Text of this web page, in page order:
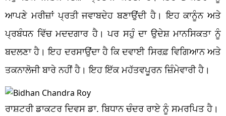
ਆਪਣੇ ਮਰੀਜ਼ਾਂ ਪ੍ਰਤੀ ਜਵਾਬਦੇਹ ਬਣਾਉਂਦੀ ਹੈ। ਇਹ ਕਾਨੂੰਨ ਅਤੇ
ਪ੍ਰਬੰਧਨ ਵਿੱਚ ਮਦਦਗਾਰ ਹੈ। ਪਰ ਸਹੁੰ ਦਾ ਉਦੇਸ਼ ਮਾਨਸਿਕਤਾ ਨੂੰ
ਬਦਲਣਾ ਹੈ। ਇਹ ਦਰਸਾਉਂਦਾ ਹੈ ਕਿ ਦਵਾਈ ਸਿਰਫ਼ ਵਿਗਿਆਨ ਅਤੇ
ਤਕਨਾਲੋਜੀ ਬਾਰੇ ਨਹੀਂ ਹੈ। ਇਹ ਇੱਕ ਮਹੱਤਵਪੂਰਨ ਜ਼ਿੰਮੇਵਾਰੀ ਹੈ।
ਰਾਸ਼ਟਰੀ ਡਾਕਟਰ ਦਿਵਸ ਡਾ. ਬਿਧਾਨ ਚੰਦਰ ਰਾਏ ਨੂੰ ਸਮਰਪਿਤ ਹੈ।